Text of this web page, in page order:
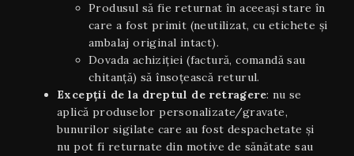
Produsul să fie returnat în aceeaşi stare în
care a fost primit (neutilizat, cu etichete și
ambalaj original intact).
Dovada achiziției (factură, comandă sau
chitanță) să însoțească returul.
Excepții de la dreptul de retragere: nu se
aplică produselor personalizate/gravate,
bunurilor sigilate care au fost despachetate și
nu pot fi returnate din motive de sănătate sau